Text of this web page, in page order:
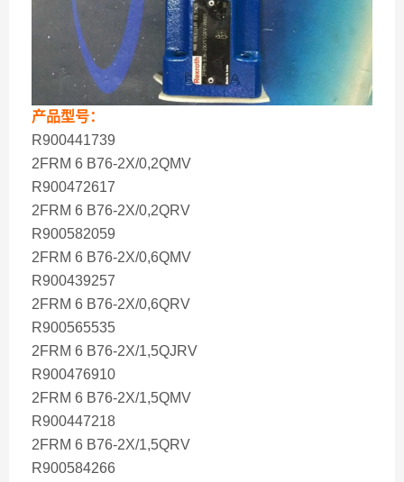
产品型号：
R900441739
2FRM 6 B76-2X/0,2QMV
R900472617
2FRM 6 B76-2X/0,2QRV
R900582059
2FRM 6 B76-2X/0,6QMV
R900439257
2FRM 6 B76-2X/0,6QRV
R900565535
2FRM 6 B76-2X/1,5QJRV
R900476910
2FRM 6 B76-2X/1,5QMV
R900447218
2FRM 6 B76-2X/1,5QRV
R900584266